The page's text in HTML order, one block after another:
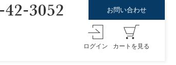
お問い合わせ
ログイン カートを見る